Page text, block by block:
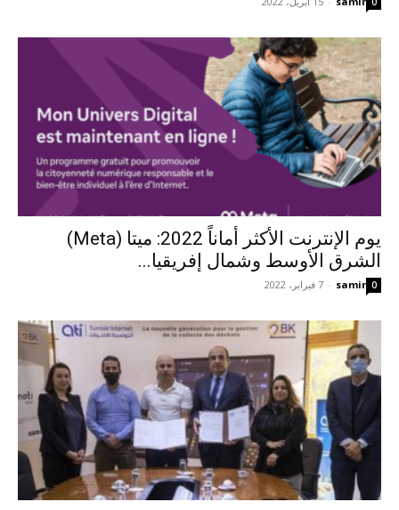
يوم الإنترنت الأكثر أماناً 2022: ميتا (Meta)
الشرق الأوسط وشمال إفريقيا...
samir
- 7 فبراير، 2022 0